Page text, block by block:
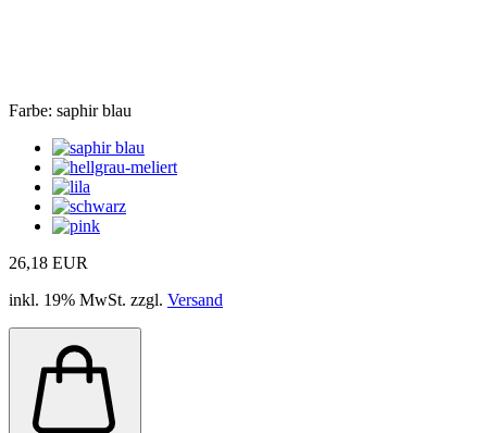
Farbe: saphir blau
26,18 EUR
inkl. 19% MwSt. zzgl. Versand